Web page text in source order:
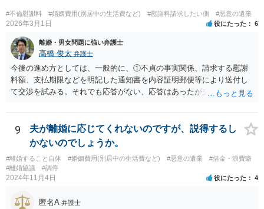
#不倫慰謝料 #婚姻費用(別居中の生活費など) #慰謝料請求したい側 #悪意の遺棄
2026年3月1日 役にたった 6
離婚・男女問題に強い弁護士
髙橋 俊太 弁護士
今後の進め方としては、一般的に、①不貞の事実関係、請求する慰謝
料額、支払期限などを明記した通知書を内容証明郵便等により送付し
て交渉を試みる。それでも応答がない、応答はあったが交渉で解決で
なるでしょう。 また、配偶者と別居中で生活費が支払われていないと
いう点については、婚姻費用分担請求調停を申し立てることも有効で
す。 証拠の整理が重要ですので、早めに弁護士へ具体的事情を示して
相談することをお勧めします。
9
夫が離婚に応じてくれないのですが、説得するし
かないのでしょうか。
#離婚すること自体 #婚姻費用(別居中の生活費など) #悪意の遺棄
#借金・浪費癖
#離婚協議
#調停
2024年11月4日 役にたった 4
匿名A 弁護士